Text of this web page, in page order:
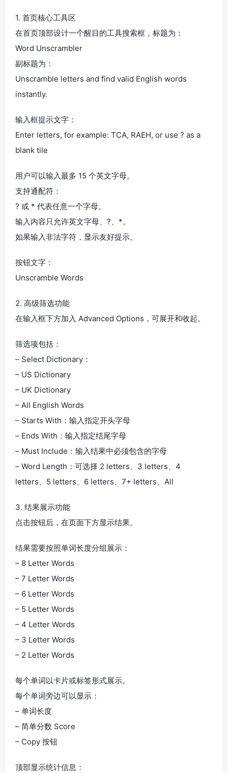
1. 首页核心工具区
在首页顶部设计一个醒目的工具搜索框，标题为：
Word Unscrambler
副标题为：
Unscramble letters and find valid English words
instantly.
输入框提示文字：
Enter letters, for example: TCA, RAEH, or use ? as a
blank tile
用户可以输入最多 15 个英文字母。
支持通配符：
? 或 * 代表任意一个字母。
输入内容只允许英文字母、?、*。
如果输入非法字符，显示友好提示。
按钮文字：
Unscramble Words
2. 高级筛选功能
在输入框下方加入 Advanced Options，可展开和收起。
筛选项包括：
– Select Dictionary：
– US Dictionary
– UK Dictionary
– All English Words
– Starts With：输入指定开头字母
– Ends With：输入指定结尾字母
– Must Include：输入结果中必须包含的字母
– Word Length：可选择 2 letters、3 letters、4
letters、5 letters、6 letters、7+ letters、All
3. 结果展示功能
点击按钮后，在页面下方显示结果。
结果需要按照单词长度分组展示：
– 8 Letter Words
– 7 Letter Words
– 6 Letter Words
– 5 Letter Words
– 4 Letter Words
– 3 Letter Words
– 2 Letter Words
每个单词以卡片或标签形式展示。
每个单词旁边可以显示：
– 单词长度
– 简单分数 Score
– Copy 按钮
顶部显示统计信息：